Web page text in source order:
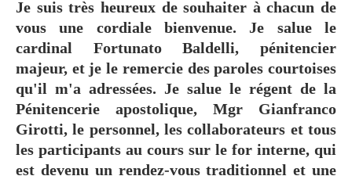
Je suis très heureux de souhaiter à chacun de
vous une cordiale bienvenue. Je salue le
cardinal Fortunato Baldelli, pénitencier
majeur, et je le remercie des paroles courtoises
qu'il m'a adressées. Je salue le régent de la
Pénitencerie apostolique, Mgr Gianfranco
Girotti, le personnel, les collaborateurs et tous
les participants au cours sur le for interne, qui
est devenu un rendez-vous traditionnel et une